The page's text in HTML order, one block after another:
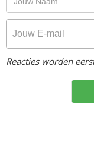
Reacties worden